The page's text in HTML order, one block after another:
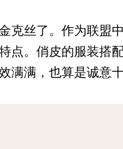
克丝了。作为联盟
点。俏皮的服装搭
满满，也算是诚意